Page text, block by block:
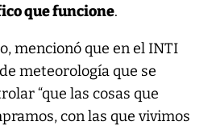
que funcione.
mencionó que en el INTI
meteorología que se
“que las cosas que
con las que vivimos